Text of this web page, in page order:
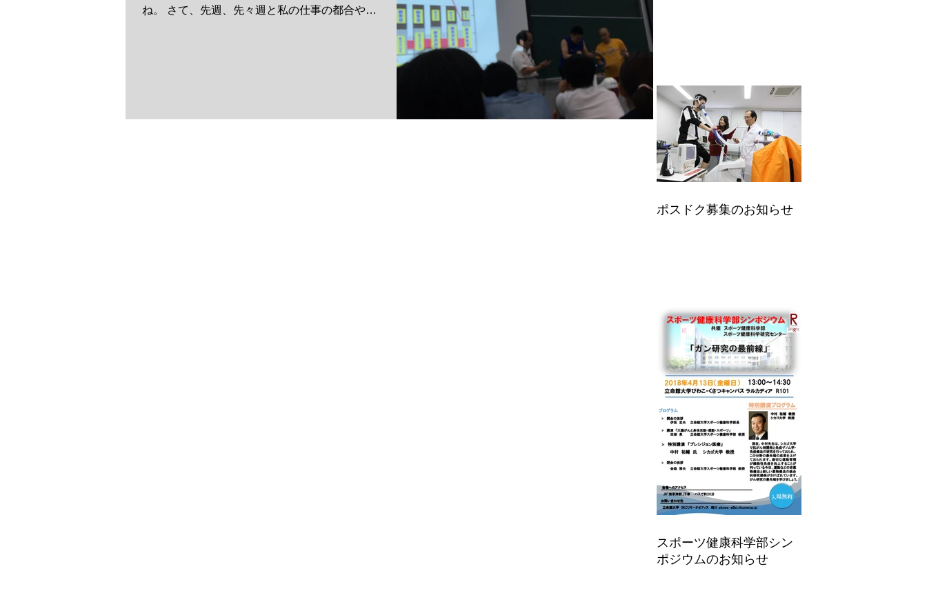
ね。 さて、先週、先々週と私の仕事の都合や教
ポスドク募集のお知らせ
スポーツ健康科学部シン
ポジウムのお知らせ